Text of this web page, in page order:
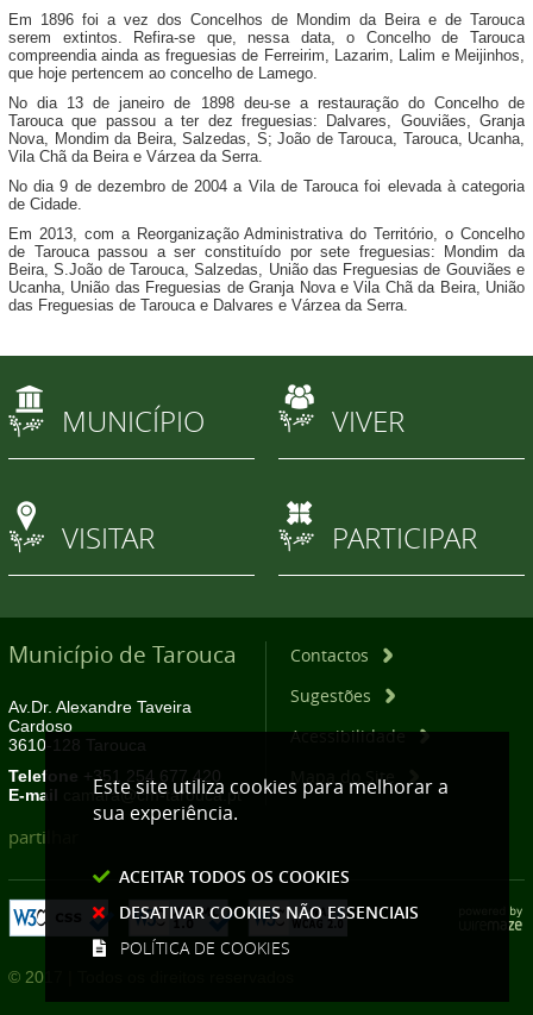
Em 1896 foi a vez dos Concelhos de Mondim da Beira e de Tarouca
serem extintos. Refira-se que, nessa data, o Concelho de Tarouca
compreendia ainda as freguesias de Ferreirim, Lazarim, Lalim e Meijinhos,
que hoje pertencem ao concelho de Lamego.
No dia 13 de janeiro de 1898 deu-se a restauração do Concelho de
Tarouca que passou a ter dez freguesias: Dalvares, Gouviães, Granja
Nova, Mondim da Beira, Salzedas, S; João de Tarouca, Tarouca, Ucanha,
Vila Chã da Beira e Várzea da Serra.
No dia 9 de dezembro de 2004 a Vila de Tarouca foi elevada à categoria
de Cidade.
Em 2013, com a Reorganização Administrativa do Território, o Concelho
de Tarouca passou a ser constituído por sete freguesias: Mondim da
Beira, S.João de Tarouca, Salzedas, União das Freguesias de Gouviães e
Ucanha, União das Freguesias de Granja Nova e Vila Chã da Beira, União
das Freguesias de Tarouca e Dalvares e Várzea da Serra.
MUNICÍPIO VIVER
VISITAR PARTICIPAR
Município de Tarouca
Av.Dr. Alexandre Taveira
Cardoso
3610-128 Tarouca
Telefone +351 254 677 420
E-mail
camara@cm-tarouca.pt
Contactos
Sugestões
Acessibilidade
Mapa do Site
partilhar
© 2017 | Todos os direitos reservados
Este site utiliza cookies para melhorar a
sua experiência.
ACEITAR TODOS OS COOKIES
DESATIVAR COOKIES NÃO ESSENCIAIS
POLÍTICA DE COOKIES